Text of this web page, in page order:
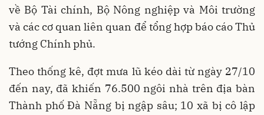
về Bộ Tài chính, Bộ Nông nghiệp và Môi trường
và các cơ quan liên quan để tổng hợp báo cáo Thủ
tướng Chính phủ.
Theo thống kê, đợt mưa lũ kéo dài từ ngày 27/10
đến nay, đã khiến 76.500 ngôi nhà trên địa bàn
Thành phố Đà Nẵng bị ngập sâu; 10 xã bị cô lập